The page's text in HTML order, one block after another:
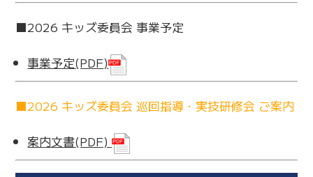
■2026 キッズ委員会 事業予定
事業予定(PDF)
■2026 キッズ委員会 巡回指導・実技研修会 ご案内
案内文書(PDF)